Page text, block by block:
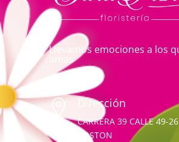
Llevamos emociones a los
amas
 Dirección
CARRERA 39 CALLE 49-
BOSTON